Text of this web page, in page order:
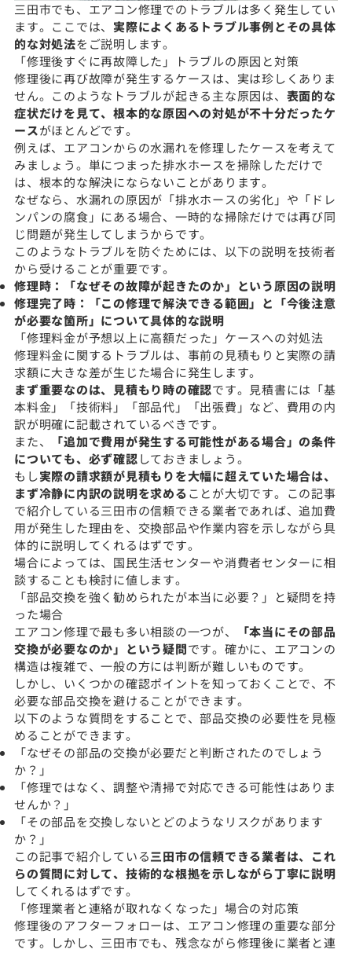
三田市でも、エアコン修理でのトラブルは多く発生してい
ます。ここでは、 実際によくあるトラブル事例とその具体
的な対処法をご説明します。
「修理後すぐに再故障した」トラブルの原因と対策
修理後に再び故障が発生するケースは、実は珍しくありま
せん。このようなトラブルが起きる主な原因は、 表面的な
症状だけを見て、根本的な原因への対処が不十分だったケ
ースがほとんどです。
例えば、エアコンからの水漏れを修理したケースを考えて
みましょう。単につまった排水ホースを掃除しただけで
は、根本的な解決にならないことがあります。
なぜなら、水漏れの原因が「排水ホースの劣化」や「ドレ
ンパンの腐食」にある場合、一時的な掃除だけでは再び同
じ問題が発生してしまうからです。
このようなトラブルを防ぐためには、以下の説明を技術者
から受けることが重要です。
修理時：「なぜその故障が起きたのか」という原因の説明
修理完了時：「この修理で解決できる範囲」と「今後注意
が必要な箇所」について具体的な説明
「修理料金が予想以上に高額だった」ケースへの対処法
修理料金に関するトラブルは、事前の見積もりと実際の請
求額に大きな差が生じた場合に発生します。
まず重要なのは、見積もり時の確認です。見積書には「基
本料金」「技術料」「部品代」「出張費」など、費用の内
訳が明確に記載されているべきです。
また、
「追加で費用が発生する可能性がある場合」の条件
についても、必ず確認しておきましょう。
もし実際の請求額が見積もりを大幅に超えていた場合は、
まず冷静に内訳の説明を求めることが大切です。この記事
で紹介している三田市の信頼できる業者であれば、追加費
用が発生した理由を、交換部品や作業内容を示しながら具
体的に説明してくれるはずです。
場合によっては、国民生活センターや消費者センターに相
談することも検討に値します。
「部品交換を強く勧められたが本当に必要？」と疑問を持
った場合
エアコン修理で最も多い相談の一つが、
「本当にその部品
交換が必要なのか」という疑問です。確かに、エアコンの
構造は複雑で、一般の方には判断が難しいものです。
しかし、いくつかの確認ポイントを知っておくことで、不
必要な部品交換を避けることができます。
以下のような質問をすることで、部品交換の必要性を見極
めることができます。
「なぜその部品の交換が必要だと判断されたのでしょう
か？」
「修理ではなく、調整や清掃で対応できる可能性はありま
せんか？」
「その部品を交換しないとどのようなリスクがあります
か？」
この記事で紹介している三田市の信頼できる業者は、これ
らの質問に対して、技術的な根拠を示しながら丁寧に説明
してくれるはずです。
「修理業者と連絡が取れなくなった」場合の対応策
修理後のアフターフォローは、エアコン修理の重要な部分
です。しかし、三田市でも、残念ながら修理後に業者と連